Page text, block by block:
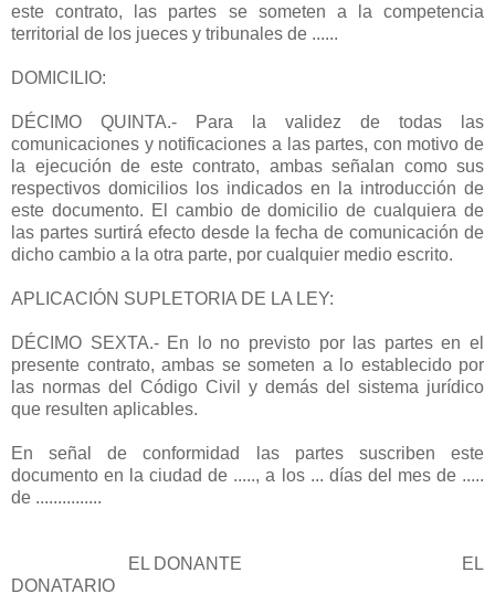
este contrato, las partes se someten a la competencia
territorial de los jueces y tribunales de ......
DOMICILIO:
DÉCIMO QUINTA.- Para la validez de todas las
comunicaciones y notificaciones a las partes, con motivo de
la ejecución de este contrato, ambas señalan como sus
respectivos domicilios los indicados en la introducción de
este documento. El cambio de domicilio de cualquiera de
las partes surtirá efecto desde la fecha de comunicación de
dicho cambio a la otra parte, por cualquier medio escrito.
APLICACIÓN SUPLETORIA DE LA LEY:
DÉCIMO SEXTA.- En lo no previsto por las partes en el
presente contrato, ambas se someten a lo establecido por
las normas del Código Civil y demás del sistema jurídico
que resulten aplicables.
En señal de conformidad las partes suscriben este
documento en la ciudad de ....., a los ... días del mes de .....
de ...............
EL DONANTE EL
DONATARIO